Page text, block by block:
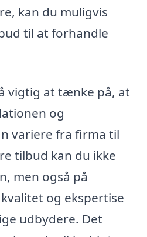
kan du muligvis
til at forhandle
vigtig at tænke på, at
og
variere fra firma til
tilbud kan du ikke
men også på
og ekspertise
udbydere. Det